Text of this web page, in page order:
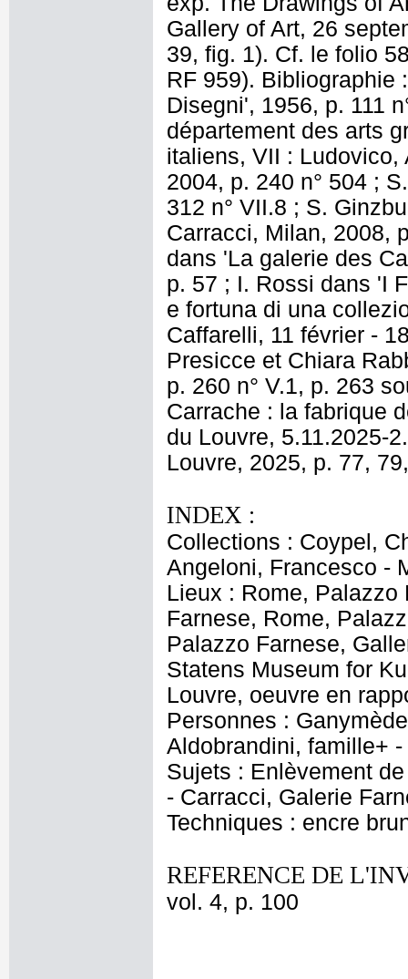
Gallery of Art, 26
39, fig. 1). Cf. le folio
RF 959). Bibliographie
Disegni', 1956, p. 111
département des arts
italiens, VII : Ludovico,
2004, p. 240 n° 504 ;
312 n° VII.8 ; S.
Carracci, Milan, 2008,
dans 'La galerie des
p. 57 ; I. Rossi dans 'I
e fortuna di una
Caffarelli, 11 février -
Presicce et Chiara
p. 260 n° V.1, p. 263
Carrache : la fabrique
du Louvre, 5.11.2025-
Louvre, 2025, p. 77,
INDEX :
Collections : Coypel,
Angeloni, Francesco -
Lieux : Rome, Palazzo
Farnese, Rome,
Palazzo Farnese,
Statens Museum for
Louvre, oeuvre en
Personnes :
Aldobrandini, famille+
Sujets : Enlèvement
- Carracci, Galerie
Techniques : encre
REFERENCE DE
vol. 4, p. 100